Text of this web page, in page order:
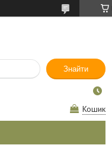
Знайти
Кошик